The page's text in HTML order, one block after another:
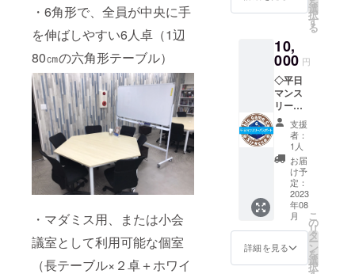
・6角形で、全員が中央に手
を伸ばしやすい6人卓（1辺
80㎝の六角形テーブル）
・マダミス用、または小会
議室として利用可能な個室
（長テーブル×２卓＋ホワイ
店のブ
レンド
コー
ヒー
「し
ろっこ
ブレン
ド」の
ドリッ
プパッ
ク（5杯
分）を
お送り
いたし
ます。
す
でに引
回分ご
利用可
ケット
をご提
供いた
しま
す。
月に
１．２
回利用
する場
合や、
団体様
でのご
利用の
際にお
安く当
施設を
利用で
選
択
す
る
10,
000 円
◇平日
マンス
リーパ
スポー
ト
ご利用
開始日
から当
月月末
まで、
当施設
を自由
にご利
用でき
るパス
ポート
支援
者：
1人
お届
け予
定：
2023
年08
月
詳細を見る
こ
の
リ
タ
ー
ン
を
選
択